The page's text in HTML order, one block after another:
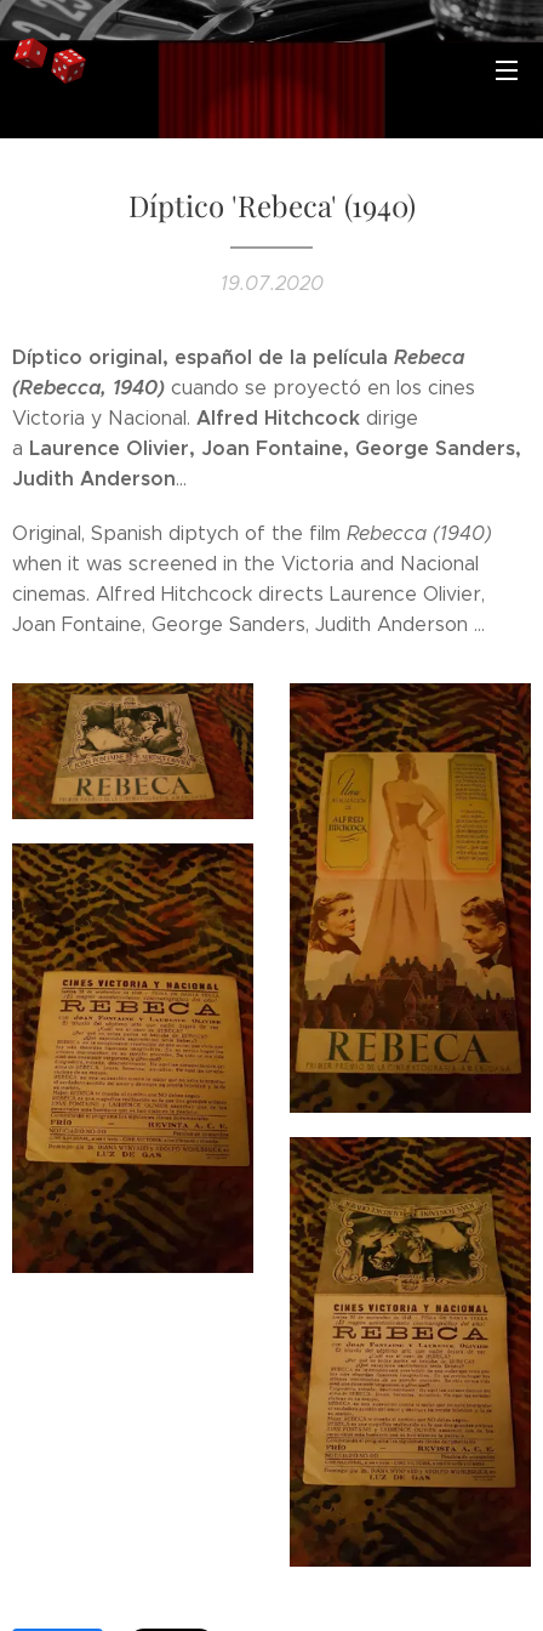
Díptico 'Rebeca' (1940)
19.07.2020
Díptico original, español de la película Rebeca
(Rebecca, 1940) cuando se proyectó en los cines
Victoria y Nacional. Alfred Hitchcock dirige
a Laurence Olivier, Joan Fontaine, George Sanders,
Judith Anderson...
Original, Spanish diptych of the film Rebecca (1940)
when it was screened in the Victoria and Nacional
cinemas. Alfred Hitchcock directs Laurence Olivier,
Joan Fontaine, George Sanders, Judith Anderson ...